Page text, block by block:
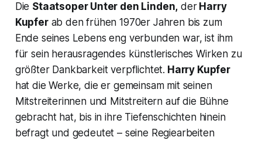
Die Staatsoper Unter den Linden, derHarry
Kupferab den frühen 1970er Jahren bis zum
Ende seines Lebens eng verbunden war, ist ihm
für sein herausragendes künstlerisches Wirken zu
größter Dankbarkeit verpflichtet. Harry Kupfer
hat die Werke, die er gemeinsam mit seinen
Mitstreiterinnen und Mitstreitern auf die Bühne
gebracht hat, bis in ihre Tiefenschichten hinein
befragt und gedeutet – seine Regiearbeiten